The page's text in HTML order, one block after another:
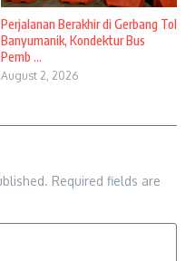
Perjalanan Berakhir di Gerbang Tol
Banyumanik, Kondektur Bus
Pemb ...
August 2, 2026
Required fields are